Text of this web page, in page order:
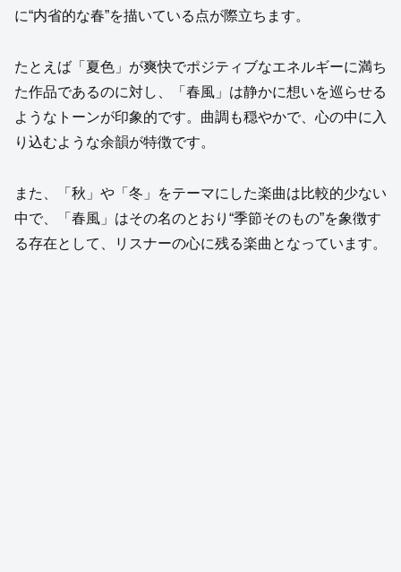
に“内省的な春”を描いている点が際立ちます。
たとえば「夏色」が爽快でポジティブなエネルギーに満ち
た作品であるのに対し、「春風」は静かに想いを巡らせる
ようなトーンが印象的です。曲調も穏やかで、心の中に入
り込むような余韻が特徴です。
また、「秋」や「冬」をテーマにした楽曲は比較的少ない
中で、「春風」はその名のとおり“季節そのもの”を象徴す
る存在として、リスナーの心に残る楽曲となっています。